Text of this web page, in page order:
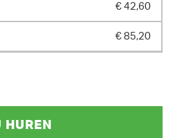
€ 42,60
€ 85,20
HUREN